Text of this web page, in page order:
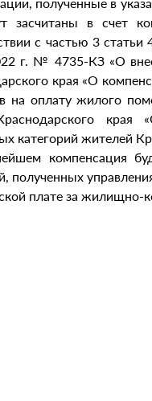
засчитаны в счет
с частью 3
г. № 4735-КЗ «О
края «О
на оплату жилого
края
категорий жителей
компенсация
полученных
плате за жилищно-